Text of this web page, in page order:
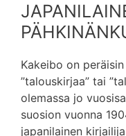
Kakeibo on
”talouskirjaa” tai
olemassa jo
suosion vuonna
japanilainen